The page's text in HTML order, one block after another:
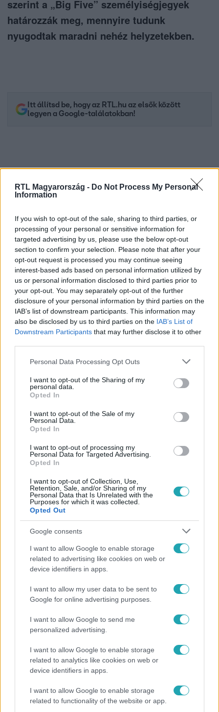
RTL Magyarország - Do Not Process My Personal
Information
If you wish to opt-out of the sale, sharing to third parties, or
processing of your personal or sensitive information for
targeted advertising by us, please use the below opt-out
section to confirm your selection. Please note that after your
opt-out request is processed you may continue seeing
interest-based ads based on personal information utilized by
us or personal information disclosed to third parties prior to
your opt-out. You may separately opt-out of the further
disclosure of your personal information by third parties on the
IAB’s list of downstream participants. This information may
also be disclosed by us to third parties on the IAB’s List of
Downstream Participants that may further disclose it to other
Please note that this website/app uses one or more Google
not limited to your visit or usage behaviour. You may click to
grant or deny consent to Google and its third-party tags to
use your data for below specified purposes in below Google
consent section.
Personal Data Processing Opt Outs
I want to opt-out of the Sharing of my
personal data.
Opted In
I want to opt-out of the Sale of my
Personal Data.
Opted In
I want to opt-out of processing my
Personal Data for Targeted Advertising.
Opted In
I want to opt-out of Collection, Use,
Retention, Sale, and/or Sharing of my
Personal Data that Is Unrelated with the
Purposes for which it was collected.
Opted Out
Google consents
I want to allow Google to enable storage
related to advertising like cookies on web or
device identifiers in apps.
I want to allow my user data to be sent to
Google for online advertising purposes.
I want to allow Google to send me
personalized advertising.
I want to allow Google to enable storage
related to analytics like cookies on web or
device identifiers in apps.
I want to allow Google to enable storage
related to functionality of the website or app.
szerint a „Big Five” személyiségjegyek
határozzák meg, mennyire tudunk
nyugodtak maradni nehéz helyzetekben.
Itt állítsd be, hogy az RTL.hu az elsők között
legyen a Google-találatokban!
Kövess minket, és értesülj a friss hírekről a
Facebookon is!
Követem
#ÉLETMÓD #MENTÁLIS EGÉSZSÉG #ÖNISMERET
LÉLEK #PSZICHOLÓGIA #STRESSZ
STRESSZKEZELÉS # SZEMÉLYISÉGTESZT
SZEMÉLYISÉG TÍPUSOK
Népszerű
"Nekem ő volt a herceg fehér lovon" - Széphalmi
Juliska nem bánja, hogy hozzáment Sánta Lacihoz